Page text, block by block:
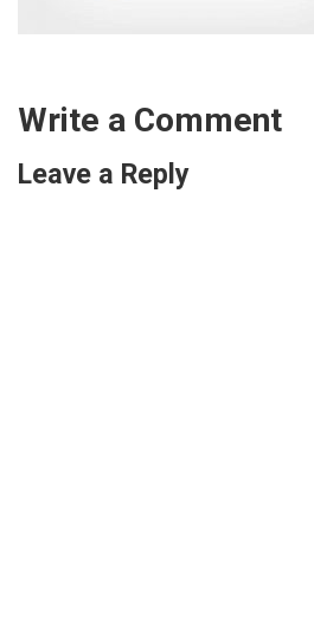
Write a Comment
Leave a Reply